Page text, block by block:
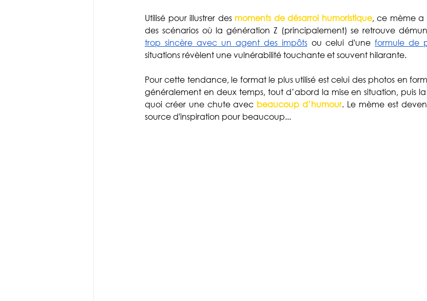
Utilisé pour illustrer des moments de désarroi humoristique, ce mème a
des scénarios où la génération Z (principalement) se retrouve
trop sincère avec un agent des impôts ou celui d'une formule de
situations révèlent une vulnérabilité touchante et souvent hilarante.
Pour cette tendance, le format le plus utilisé est celui des photos en
généralement en deux temps, tout d’abord la mise en situation, puis
quoi créer une chute avec beaucoup d’humour. Le mème est
source d'inspiration pour beaucoup...